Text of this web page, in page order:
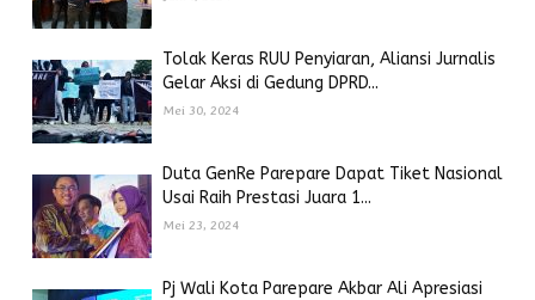
Tolak Keras RUU Penyiaran, Aliansi Jurnalis
Gelar Aksi di Gedung DPRD...
Mei 30, 2024
Duta GenRe Parepare Dapat Tiket Nasional
Usai Raih Prestasi Juara 1...
Mei 23, 2024
Pj Wali Kota Parepare Akbar Ali Apresiasi